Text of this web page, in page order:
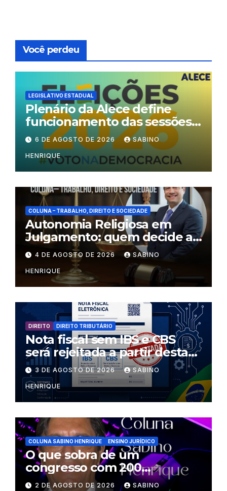
Você perdeu
LEGISLATIVO ESTADUAL
Plenário da Alece define
funcionamento das sessões
durante o período eleitoral
6 DE AGOSTO DE 2026 SABINO
HENRIQUE
COLUNA – TRABALHO, DIREITO E SOCIEDADE
Autonomia Religiosa em
Julgamento: quem decide as
regras dentro dos templos?
4 DE AGOSTO DE 2026 SABINO
HENRIQUE
DIREITO DIREITO TRIBUTÁRIO
Nota fiscal sem IBS e CBS
será rejeitada a partir desta
segunda-feira
3 DE AGOSTO DE 2026 SABINO
HENRIQUE
COLUNA SABINO HENRIQUE ENSINO JURÍDICO
O que sobra de um
congresso com 200
palestrantes?
2 DE AGOSTO DE 2026 SABINO